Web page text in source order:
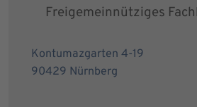
Freigemeinnütziges
Kontumazgarten 4-19
90429 Nürnberg